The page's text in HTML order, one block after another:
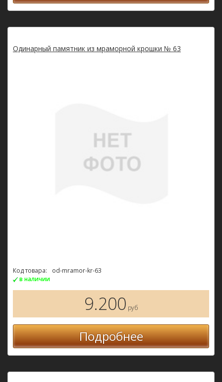
Одинарный памятник из мраморной крошки № 63
Код товара:
od-mramor-kr-63
в наличии
9.200 руб
Подробнее